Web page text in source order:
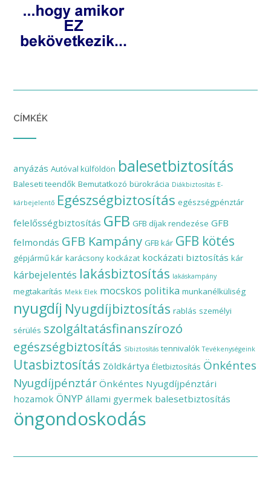
CÍMKÉK
anyázás Autóval külföldön balesetbiztosítás
Baleseti teendők Bemutatkozó bürokrácia Diákbiztosítás E-
kárbejelentő Egészségbiztosítás egészségpénztár
felelősségbiztosítás GFB GFB díjak rendezése GFB
felmondás GFB Kampány GFB kár GFB kötés
gépjármű kár karácsony kockázat kockázati biztosítás kár
kárbejelentés lakásbiztosítás lakáskampány
megtakarítás Mekk Elek mocskos politika munkanélküliség
nyugdíj Nyugdíjbiztosítás rablás személyi
sérülés szolgáltatásfinanszírozó
egészségbiztosítás Síbiztosítás tennivalók Tevékenységeink
Utasbiztosítás Zöldkártya Életbiztosítás Önkéntes
Nyugdíjpénztár Önkéntes Nyugdíjpénztári
hozamok ÖNYP állami gyermek balesetbiztosítás
öngondoskodás